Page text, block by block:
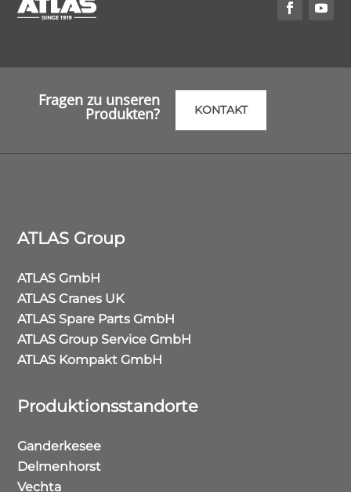
Fragen zu unseren
Produkten? KONTAKT
ATLAS Group
ATLAS GmbH
ATLAS Cranes UK
ATLAS Spare Parts GmbH
ATLAS Group Service GmbH
ATLAS Kompakt GmbH
Produktionsstandorte
Ganderkesee
Delmenhorst
Vechta